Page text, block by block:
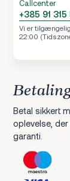
Callcenter
+385 91
Vi er
22:00
Betal sikkert
oplevelse,
garanti.